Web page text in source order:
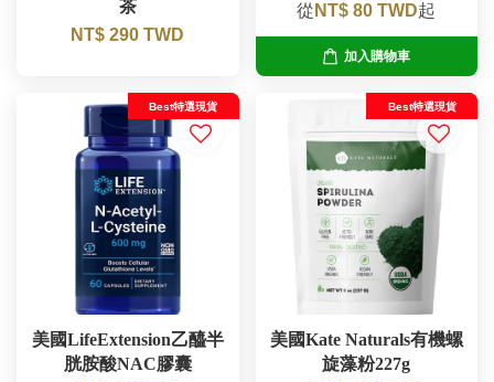
茶
NT$ 290 TWD
從 NT$ 80 TWD起
加入購物車
Best特選現貨
美國LifeExtension乙醯半
胱胺酸NAC膠囊
Best特選現貨
美國Kate Naturals有機螺
旋藻粉227g